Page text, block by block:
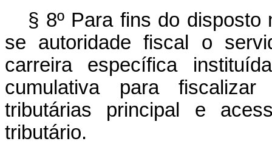
§ 8º Para fins do disposto
se autoridade fiscal o
carreira específica
cumulativa para
tributárias principal e
tributário.